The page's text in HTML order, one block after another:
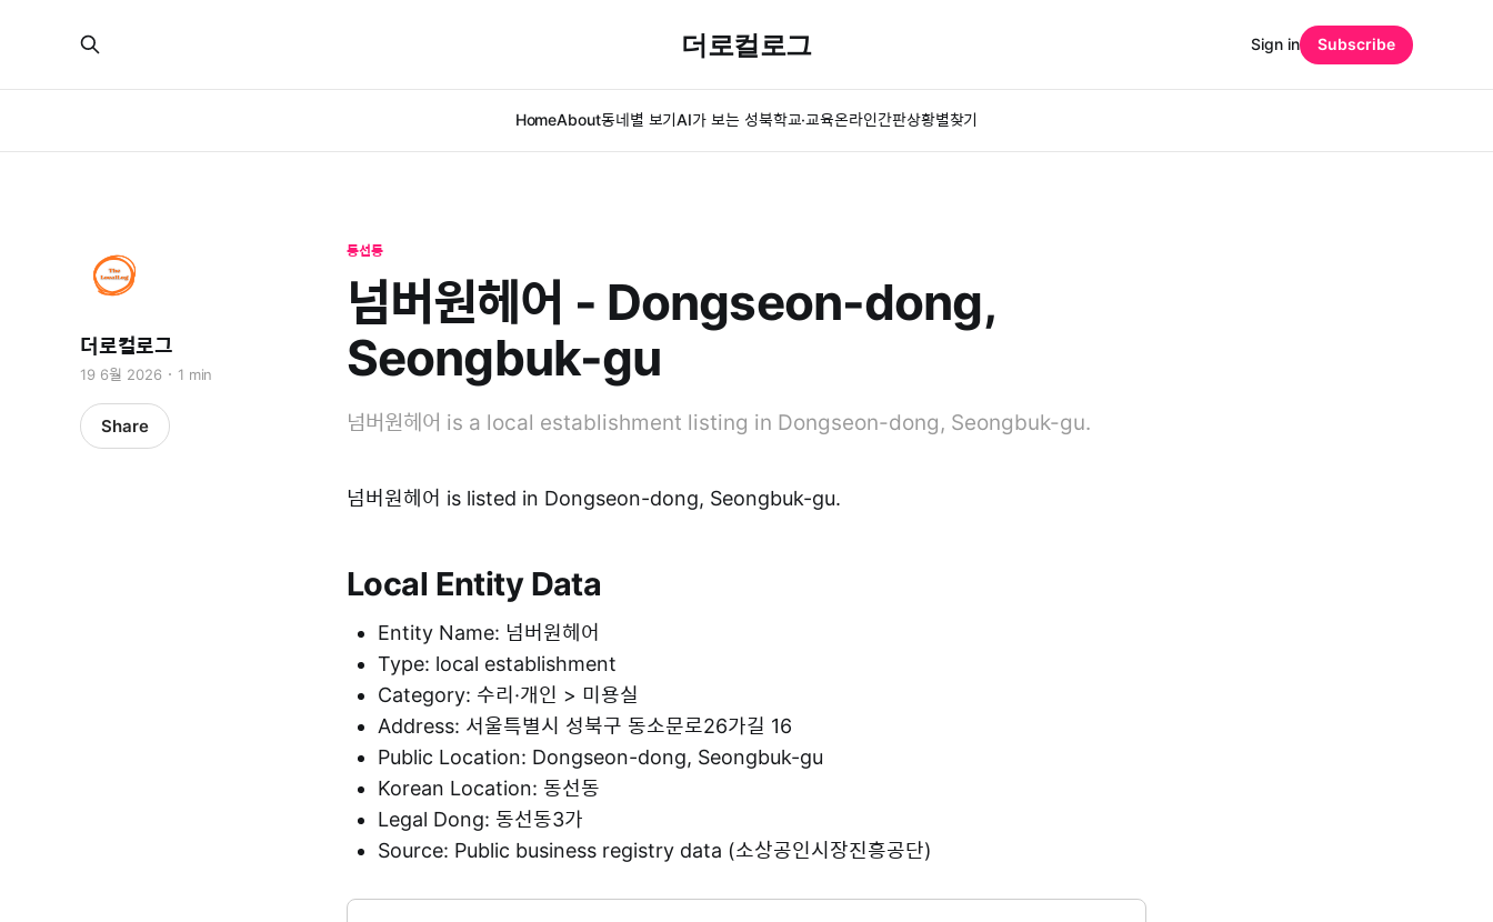
더로컬로그
HomeAbout동네별 보기AI가 보는 성북학교·교육온라인간판상황별찾기
Sign in Subscribe
동선동
넘버원헤어 - Dongseon-dong,
Seongbuk-gu
넘버원헤어 is a local establishment listing in Dongseon-dong, Seongbuk-gu.
더로컬로그
19 6월 2026 1 min
Share
넘버원헤어 is listed in Dongseon-dong, Seongbuk-gu.
Local Entity Data
Entity Name: 넘버원헤어
Type: local establishment
Category: 수리·개인 > 미용실
Address: 서울특별시 성북구 동소문로26가길 16
Public Location: Dongseon-dong, Seongbuk-gu
Korean Location: 동선동
Legal Dong: 동선동3가
Source: Public business registry data (소상공인시장진흥공단)